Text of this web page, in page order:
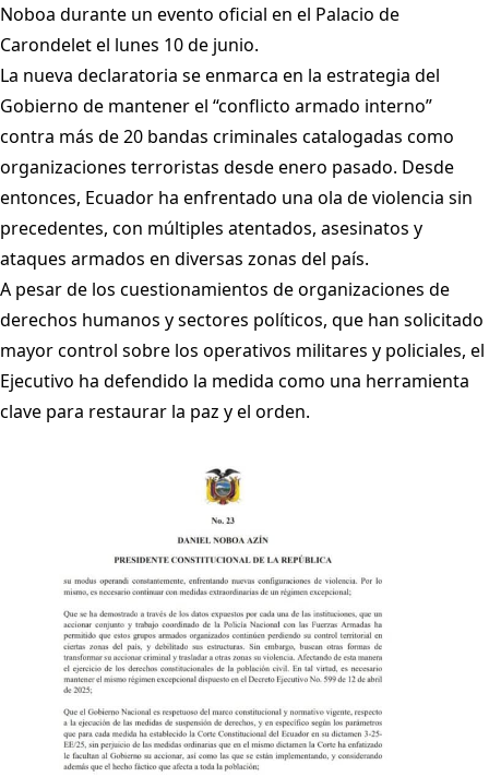
Noboa durante un evento oficial en el Palacio de
Carondelet el lunes 10 de junio.
La nueva declaratoria se enmarca en la estrategia del
Gobierno de mantener el “conflicto armado interno”
contra más de 20 bandas criminales catalogadas como
organizaciones terroristas desde enero pasado. Desde
entonces, Ecuador ha enfrentado una ola de violencia sin
precedentes, con múltiples atentados, asesinatos y
ataques armados en diversas zonas del país.
A pesar de los cuestionamientos de organizaciones de
derechos humanos y sectores políticos, que han solicitado
mayor control sobre los operativos militares y policiales, el
Ejecutivo ha defendido la medida como una herramienta
clave para restaurar la paz y el orden.